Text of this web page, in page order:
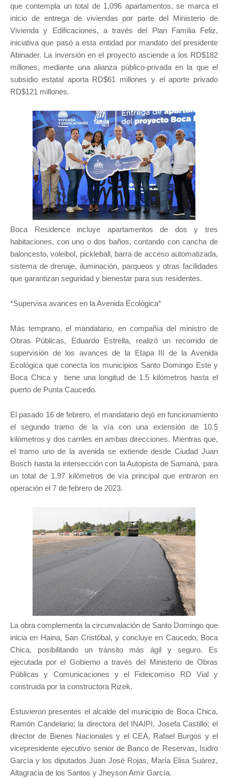
que contempla un total de 1,096 apartamentos, se marca el
inicio de entrega de viviendas por parte del Ministerio de
Vivienda y Edificaciones, a través del Plan Familia Feliz,
iniciativa que pasó a esta entidad por mandato del presidente
Abinader. La inversión en el proyecto asciende a los RD$182
millones, mediante una alianza público-privada en la que el
subsidio estatal aporta RD$61 millones y el aporte privado
RD$121 millones.
Boca Residence incluye apartamentos de dos y tres
habitaciones, con uno o dos baños, contando con cancha de
baloncesto, voleibol, pickleball, barra de acceso automatizada,
sistema de drenaje, iluminación, parqueos y otras facilidades
que garantizan seguridad y bienestar para sus residentes.
*Supervisa avances en la Avenida Ecológica*
Más temprano, el mandatario, en compañía del ministro de
Obras Públicas, Eduardo Estrella, realizó un recorrido de
supervisión de los avances de la Etapa III de la Avenida
Ecológica que conecta los municipios Santo Domingo Este y
Boca Chica y tiene una longitud de 1.5 kilómetros hasta el
puerto de Punta Caucedo.
El pasado 16 de febrero, el mandatario dejó en funcionamiento
el segundo tramo de la vía con una extensión de 10.5
kilómetros y dos carriles en ambas direcciones. Mientras que,
el tramo uno de la avenida se extiende desde Ciudad Juan
Bosch hasta la intersección con la Autopista de Samaná, para
un total de 1.97 kilómetros de vía principal que entraron en
operación el 7 de febrero de 2023.
La obra complementa la circunvalación de Santo Domingo que
inicia en Haina, San Cristóbal, y concluye en Caucedo, Boca
Chica, posibilitando un tránsito más ágil y seguro. Es
ejecutada por el Gobierno a través del Ministerio de Obras
Públicas y Comunicaciones y el Fideicomiso RD Vial y
construida por la constructora Rizek.
Estuvieron presentes el alcalde del municipio de Boca Chica,
Ramón Candelario; la directora del INAIPI, Josefa Castillo; el
director de Bienes Nacionales y el CEA, Rafael Burgos y el
vicepresidente ejecutivo senior de Banco de Reservas, Isidro
García y los diputados Juan José Rojas, María Elisa Suárez,
Altagracia de los Santos y Jheyson Amir García.